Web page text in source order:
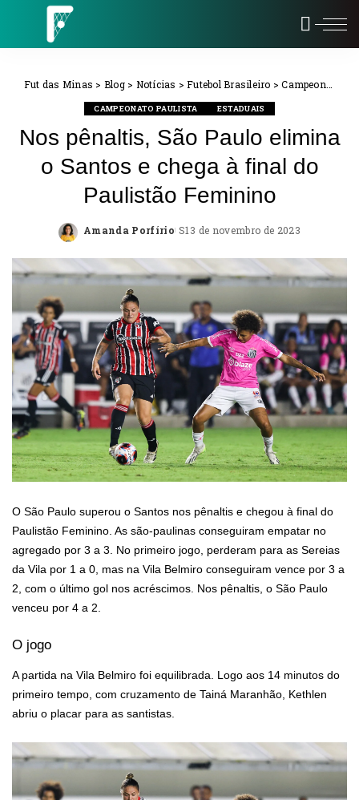
Fut das Minas > Blog> Notícias >Futebol Brasileiro >Campeonato Paulista
CAMPEONATO PAULISTA ESTADUAIS
Nos pênaltis, São Paulo elimina
o Santos e chega à final do
Paulistão Feminino
Posted
Amanda Porfírio 13 de novembro de 2023
O São Paulo superou o Santos nos pênaltis e chegou à final do
Paulistão Feminino. As são-paulinas conseguiram empatar no
agregado por 3 a 3. No primeiro jogo, perderam para as Sereias
da Vila por 1 a 0, mas na Vila Belmiro conseguiram vence por 3 a
2, com o último gol nos acréscimos. Nos pênaltis, o São Paulo
venceu por 4 a 2.
O jogo
A partida na Vila Belmiro foi equilibrada. Logo aos 14 minutos do
primeiro tempo, com cruzamento de Tainá Maranhão, Kethlen
abriu o placar para as santistas.